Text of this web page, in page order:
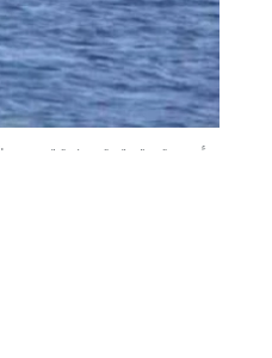
مؤسسة حقوقية يمنية تدين